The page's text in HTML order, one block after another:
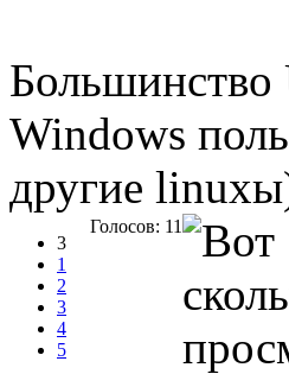
Большинство
Windows
другие
3
1
2
3
4
5
Голосов: 11